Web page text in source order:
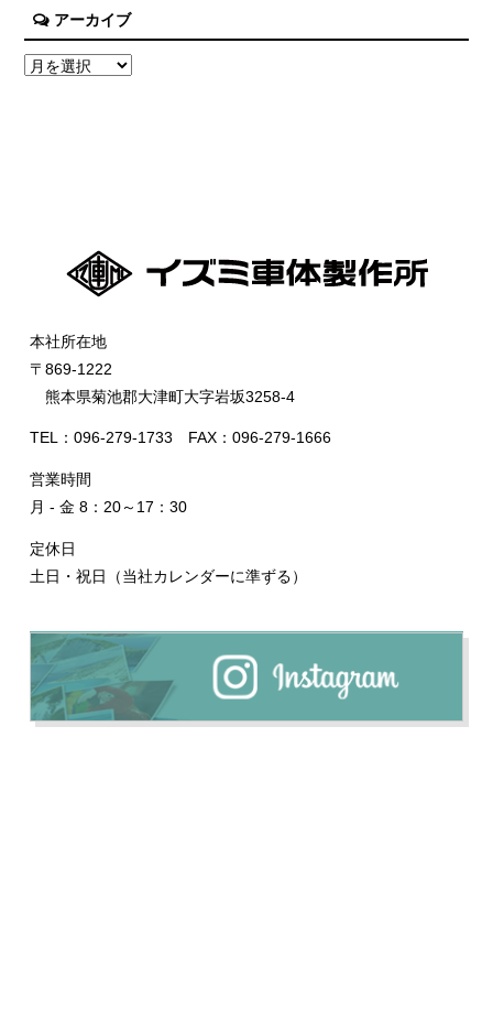
アーカイブ
本社所在地
〒869-1222
熊本県菊池郡大津町大字岩坂3258-4
TEL：096-279-1733 FAX：096-279-1666
営業時間
月 - 金 8：20～17：30
定休日
土日・祝日（当社カレンダーに準ずる）